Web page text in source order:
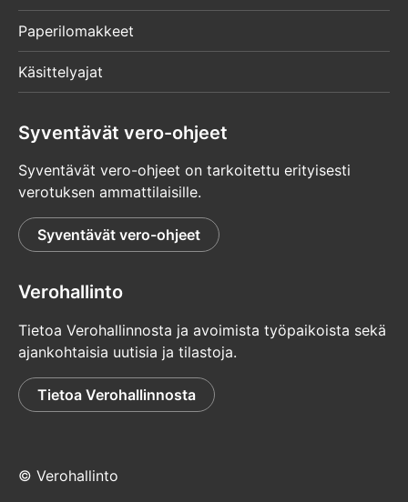
Paperilomakkeet
Käsittelyajat
Syventävät vero-ohjeet
Syventävät vero-ohjeet on tarkoitettu erityisesti
verotuksen ammattilaisille.
Syventävät vero-ohjeet
Verohallinto
Tietoa Verohallinnosta ja avoimista työpaikoista sekä
ajankohtaisia uutisia ja tilastoja.
Tietoa Verohallinnosta
© Verohallinto